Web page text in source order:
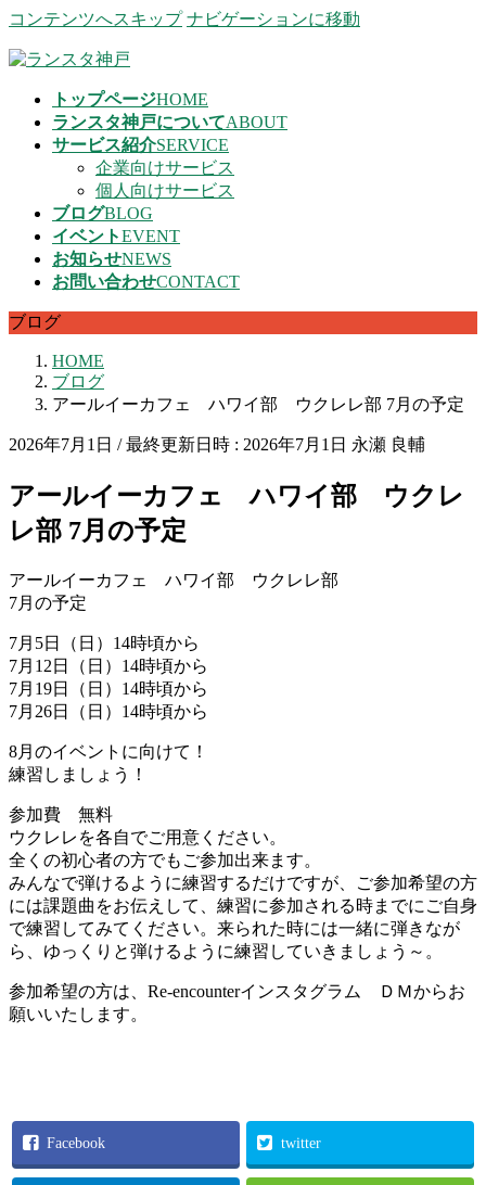
コンテンツへスキップ ナビゲーションに移動
トップページHOME
ランスタ神戸についてABOUT
サービス紹介SERVICE
企業向けサービス
個人向けサービス
ブログBLOG
イベントEVENT
お知らせNEWS
お問い合わせCONTACT
ブログ
HOME
ブログ
アールイーカフェ ハワイ部 ウクレレ部 7月の予定
2026年7月1日 / 最終更新日時 : 2026年7月1日 永瀬 良輔
アールイーカフェ ハワイ部 ウクレ
レ部 7月の予定
アールイーカフェ ハワイ部 ウクレレ部
7月の予定
7月5日（日）14時頃から
7月12日（日）14時頃から
7月19日（日）14時頃から
7月26日（日）14時頃から
8月のイベントに向けて！
練習しましょう！
参加費 無料
ウクレレを各自でご用意ください。
全くの初心者の方でもご参加出来ます。
みんなで弾けるように練習するだけですが、ご参加希望の方
には課題曲をお伝えして、練習に参加される時までにご自身
で練習してみてください。来られた時には一緒に弾きなが
ら、ゆっくりと弾けるように練習していきましょう～。
参加希望の方は、Re-encounterインスタグラム ＤＭからお
願いいたします。
Facebook twitter